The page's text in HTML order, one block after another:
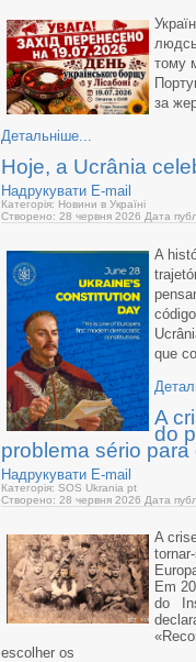
тому
за
Детальніше...
Hoje, a Ucrânia
Надрукувати E-mail
Категорія: Новини в Україні
Створено: 28 червня 2026 Дата
A
que
A
do
problema sério
Надрукувати E-mail
Категорія: SOS Ukrania pt
Створено: 28 червня 2026 Дата
A
Em
do
escolher os